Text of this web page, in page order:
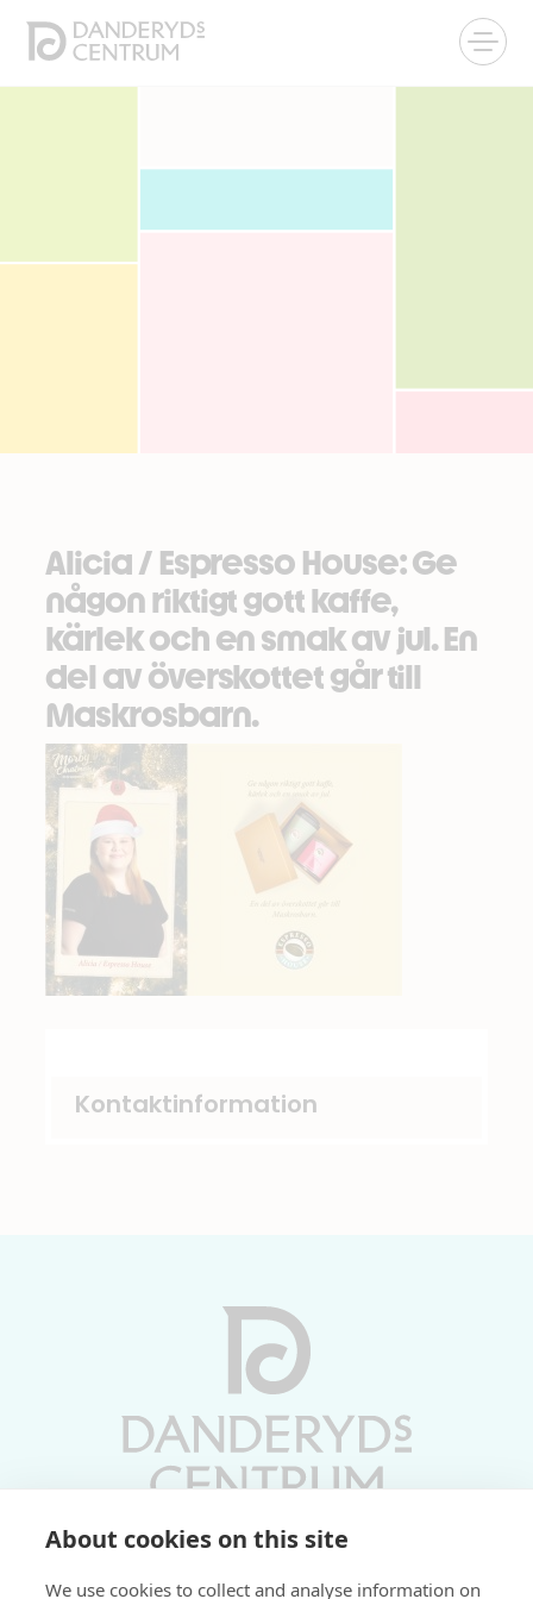
About cookies on this site
We use cookies to collect and analyse information on
Alicia / Espresso House: Ge
någon riktigt gott kaffe,
kärlek och en smak av jul. En
del av överskottet går till
Maskrosbarn.
Kontaktinformation